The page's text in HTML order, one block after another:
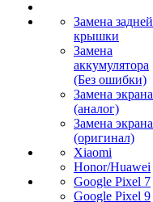
Замена задней
крышки
Замена
аккумулятора
(Без ошибки)
Замена экрана
(аналог)
Замена экрана
(оригинал)
Xiaomi
Honor/Huawei
Google Pixel 7
Google Pixel 9